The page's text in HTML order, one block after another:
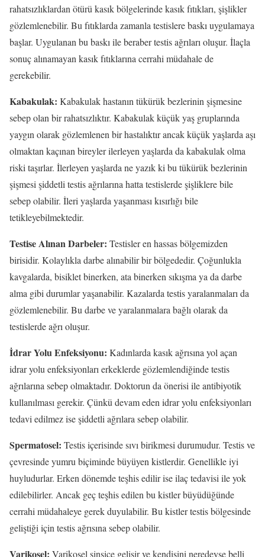
rahatsızlıklardan ötürü kasık bölgelerinde kasık fıtıkları, şişlikler
gözlemlenebilir. Bu fıtıklarda zamanla testislere baskı uygulamaya
başlar. Uygulanan bu baskı ile beraber testis ağrıları oluşur. İlaçla
sonuç alınamayan kasık fıtıklarına cerrahi müdahale de
gerekebilir.
Kabakulak: Kabakulak hastanın tükürük bezlerinin şişmesine
sebep olan bir rahatsızlıktır. Kabakulak küçük yaş gruplarında
yaygın olarak gözlemlenen bir hastalıktır ancak küçük yaşlarda aşı
olmaktan kaçınan bireyler ilerleyen yaşlarda da kabakulak olma
riski taşırlar. İlerleyen yaşlarda ne yazık ki bu tükürük bezlerinin
şişmesi şiddetli testis ağrılarına hatta testislerde şişliklere bile
sebep olabilir. İleri yaşlarda yaşanması kısırlığı bile
tetikleyebilmektedir.
Testise Alınan Darbeler: Testisler en hassas bölgemizden
birisidir. Kolaylıkla darbe alınabilir bir bölgededir. Çoğunlukla
kavgalarda, bisiklet binerken, ata binerken sıkışma ya da darbe
alma gibi durumlar yaşanabilir. Kazalarda testis yaralanmaları da
gözlemlenebilir. Bu darbe ve yaralanmalara bağlı olarak da
testislerde ağrı oluşur.
İdrar Yolu Enfeksiyonu: Kadınlarda kasık ağrısına yol açan
idrar yolu enfeksiyonları erkeklerde gözlemlendiğinde testis
ağrılarına sebep olmaktadır. Doktorun da önerisi ile antibiyotik
kullanılması gerekir. Çünkü devam eden idrar yolu enfeksiyonları
tedavi edilmez ise şiddetli ağrılara sebep olabilir.
Spermatosel: Testis içerisinde sıvı birikmesi durumudur. Testis ve
çevresinde yumru biçiminde büyüyen kistlerdir. Genellikle iyi
huyludurlar. Erken dönemde teşhis edilir ise ilaç tedavisi ile yok
edilebilirler. Ancak geç teşhis edilen bu kistler büyüdüğünde
cerrahi müdahaleye gerek duyulabilir. Bu kistler testis bölgesinde
geliştiği için testis ağrısına sebep olabilir.
Varikosel: Varikosel sinsice gelişir ve kendisini neredeyse belli